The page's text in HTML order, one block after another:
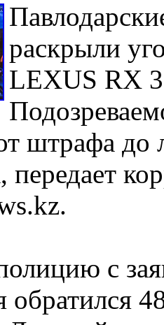
раскрыли
LEXUS RX
штрафа
передает
с
обратился